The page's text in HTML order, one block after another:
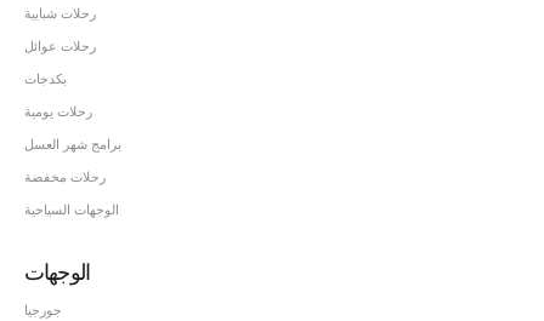
رحلات شبابية
رحلات عوائل
بكدجات
رحلات يومية
برامج شهر العسل
رحلات مخفضة
الوجهات السياحية
الوجهات
جورجيا